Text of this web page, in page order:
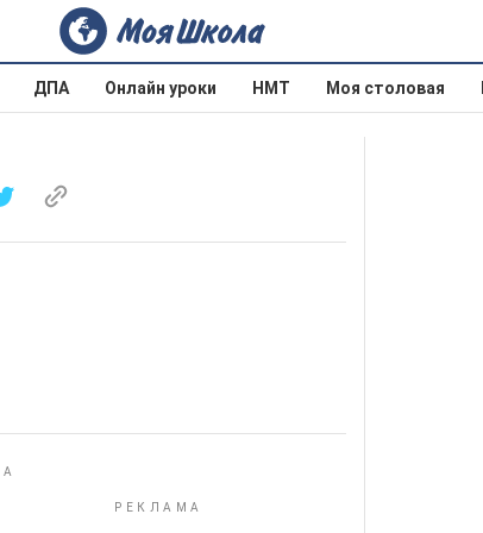
ДПА Онлайн уроки НМТ Моя столовая